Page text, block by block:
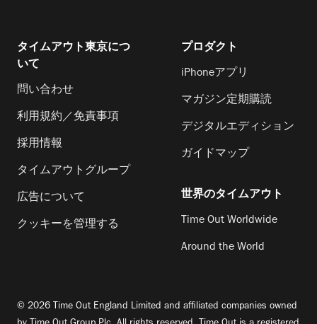
タイムアウト東京につ
いて
問い合わせ
利用規約／免責事項
採用情報
タイムアウトグループ
広告について
クッキーを管理する
プロダクト
iPhoneアプリ
マガジン定期購読
デジタルエディション
ガイドマップ
世界のタイムアウト
Time Out Worldwide
Around the World
© 2026 Time Out England Limited and affiliated companies owned